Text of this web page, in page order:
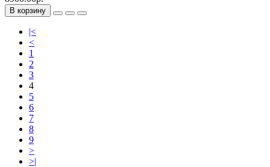
В корзину
|<
<
1
2
3
4
5
6
7
8
9
>
>|